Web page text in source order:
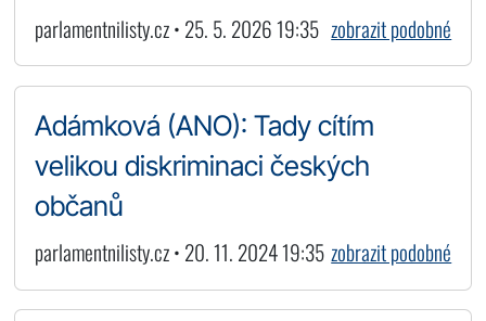
parlamentnilisty.cz • 25. 5. 2026 19:35 zobrazit podobné
Adámková (ANO): Tady cítím
velikou diskriminaci českých
občanů
parlamentnilisty.cz • 20. 11. 2024 19:35 zobrazit podobné